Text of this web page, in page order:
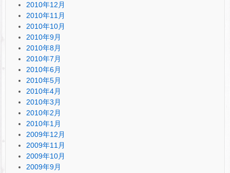
2010年12月
2010年11月
2010年10月
2010年9月
2010年8月
2010年7月
2010年6月
2010年5月
2010年4月
2010年3月
2010年2月
2010年1月
2009年12月
2009年11月
2009年10月
2009年9月